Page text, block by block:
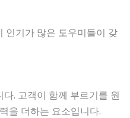
인기가 많은 도우미들이 갖
. 고객이 함께 부르기를 원
을 더하는 요소입니다.